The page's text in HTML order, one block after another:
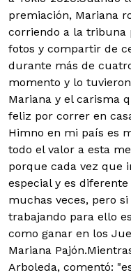
premiación, Mariana
corriendo a la tribuna
fotos y compartir de
durante más de
momento y lo
Mariana y el carisma
feliz por correr en
Himno en mi país es
todo el valor a esta
porque cada vez que
especial y es
muchas veces, pero
trabajando para ello
como ganar en los
Mariana Pajón.
Arboleda, comentó: